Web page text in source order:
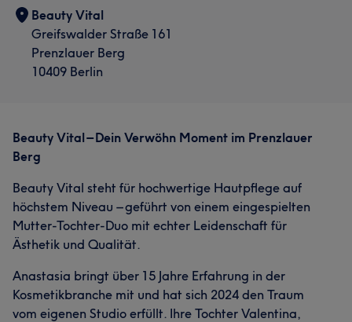
Beauty Vital
Greifswalder Straße 161
Prenzlauer Berg
10409 Berlin
Beauty Vital – Dein Verwöhn Moment im Prenzlauer
Berg
Beauty Vital steht für hochwertige Hautpflege auf
höchstem Niveau – geführt von einem eingespielten
Mutter-Tochter-Duo mit echter Leidenschaft für
Ästhetik und Qualität.
Anastasia bringt über 15 Jahre Erfahrung in der
Kosmetikbranche mit und hat sich 2024 den Traum
vom eigenen Studio erfüllt. Ihre Tochter Valentina,